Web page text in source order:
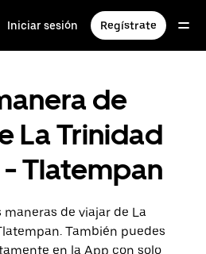
Iniciar sesión Regístrate
de
La Trinidad
Tlatempan
de viajar de La
También puedes
en la App con solo